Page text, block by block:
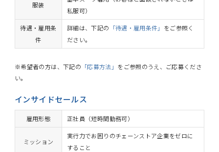
服装
私服可）
待遇・雇用条
件
詳細は、下記の 「待遇・雇用条件」 をご参照く
ださい。
※希望者の方は、下記の 「応募方法」 をご参照のうえ、ご応募くださ
い。
インサイドセールス
雇用形態 正社員（短時間勤務可）
ミッション
実行力でお困りのチェーンストア企業をゼロに
すること